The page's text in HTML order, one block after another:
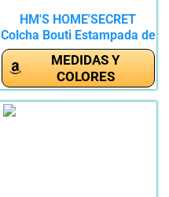
HM'S HOME'SECRET
Colcha Bouti Estampada de
100%...
MEDIDAS Y
COLORES